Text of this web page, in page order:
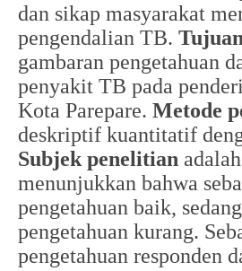
dan sikap masyarakat
pengendalian TB.
gambaran pengetahuan
penyakit TB pada
Kota Parepare. Metode
deskriptif kuantitatif
Subjek penelitian
menunjukkan bahwa
pengetahuan baik,
pengetahuan kurang.
pengetahuan responden